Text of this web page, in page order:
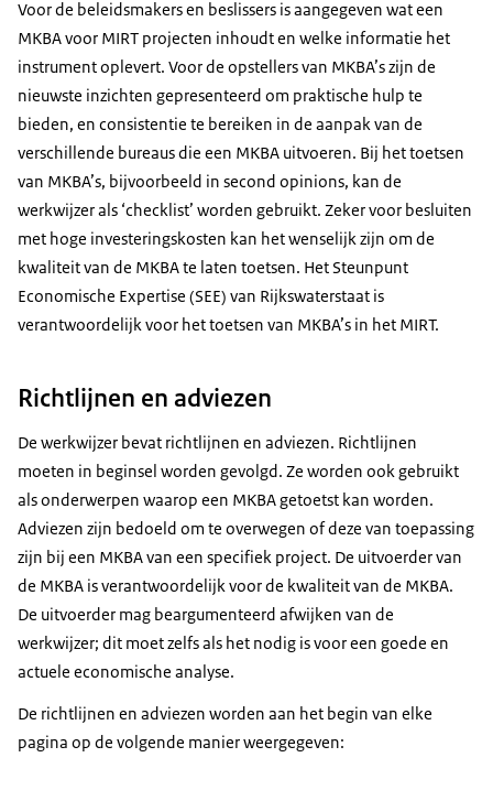
Voor de beleidsmakers en beslissers is aangegeven wat een
MKBA voor MIRT projecten inhoudt en welke informatie het
instrument oplevert. Voor de opstellers van MKBA’s zijn de
nieuwste inzichten gepresenteerd om praktische hulp te
bieden, en consistentie te bereiken in de aanpak van de
verschillende bureaus die een MKBA uitvoeren. Bij het toetsen
van MKBA’s, bijvoorbeeld in second opinions, kan de
werkwijzer als ‘checklist’ worden gebruikt. Zeker voor besluiten
met hoge investeringskosten kan het wenselijk zijn om de
kwaliteit van de MKBA te laten toetsen. Het Steunpunt
Economische Expertise (SEE) van Rijkswaterstaat is
verantwoordelijk voor het toetsen van MKBA’s in het MIRT.
Richtlijnen en adviezen
De werkwijzer bevat richtlijnen en adviezen. Richtlijnen
moeten in beginsel worden gevolgd. Ze worden ook gebruikt
als onderwerpen waarop een MKBA getoetst kan worden.
Adviezen zijn bedoeld om te overwegen of deze van toepassing
zijn bij een MKBA van een specifiek project. De uitvoerder van
de MKBA is verantwoordelijk voor de kwaliteit van de MKBA.
De uitvoerder mag beargumenteerd afwijken van de
werkwijzer; dit moet zelfs als het nodig is voor een goede en
actuele economische analyse.
De richtlijnen en adviezen worden aan het begin van elke
pagina op de volgende manier weergegeven: